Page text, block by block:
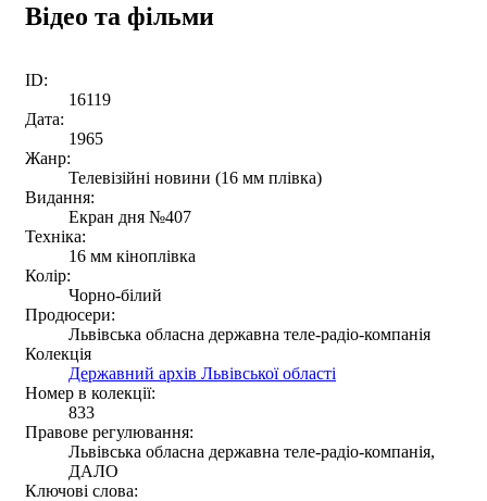
Відео та фільми
ID:
16119
Дата:
1965
Жанр:
Телевізійні новини (16 мм плівка)
Видання:
Екран дня №407
Техніка:
16 мм кіноплівка
Колір:
Чорно-білий
Продюсери:
Львівська обласна державна теле-радіо-компанія
Колекція
Державний архів Львівської області
Номер в колекції:
833
Правове регулювання:
Львівська обласна державна теле-радіо-компанія,
ДАЛО
Ключові слова: